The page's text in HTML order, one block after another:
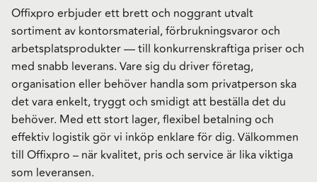
Offixpro erbjuder ett brett och noggrant utvalt
sortiment av kontorsmaterial, förbrukningsvaror och
arbetsplatsprodukter — till konkurrenskraftiga priser och
med snabb leverans. Vare sig du driver företag,
organisation eller behöver handla som privatperson ska
det vara enkelt, tryggt och smidigt att beställa det du
behöver. Med ett stort lager, flexibel betalning och
effektiv logistik gör vi inköp enklare för dig. Välkommen
till Offixpro – när kvalitet, pris och service är lika viktiga
som leveransen.